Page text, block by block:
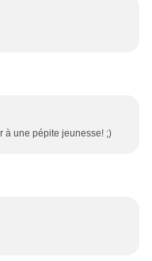
à une pépite jeunesse! ;)